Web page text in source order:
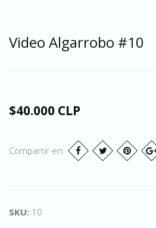
Video Algarrobo #10
$40.000 CLP
Compartir en:
SKU: 10